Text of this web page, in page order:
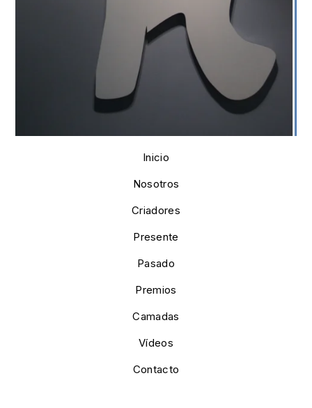
Inicio
Nosotros
Criadores
Presente
Pasado
Premios
Camadas
Vídeos
Contacto